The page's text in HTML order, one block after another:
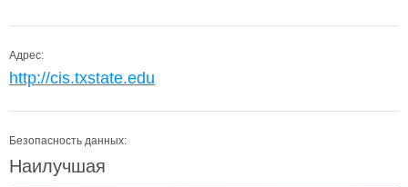
Адрес:
http://cis.txstate.edu
Безопасность данных:
Наилучшая